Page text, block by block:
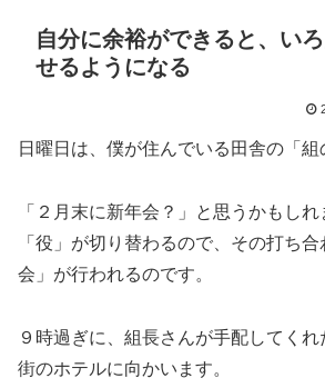
自分に余裕ができると、い
せるようになる
日曜日は、僕が住んでいる田舎の「組
「２月末に新年会？」と思うかもし
「役」が切り替わるので、その打ち
会」が行われるのです。
９時過ぎに、組長さんが手配してく
街のホテルに向かいます。